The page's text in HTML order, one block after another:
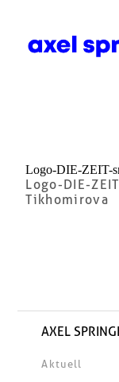
Logo-DIE-ZEIT-
Logo-DIE-
Tikhomirova
AXEL
Aktuell